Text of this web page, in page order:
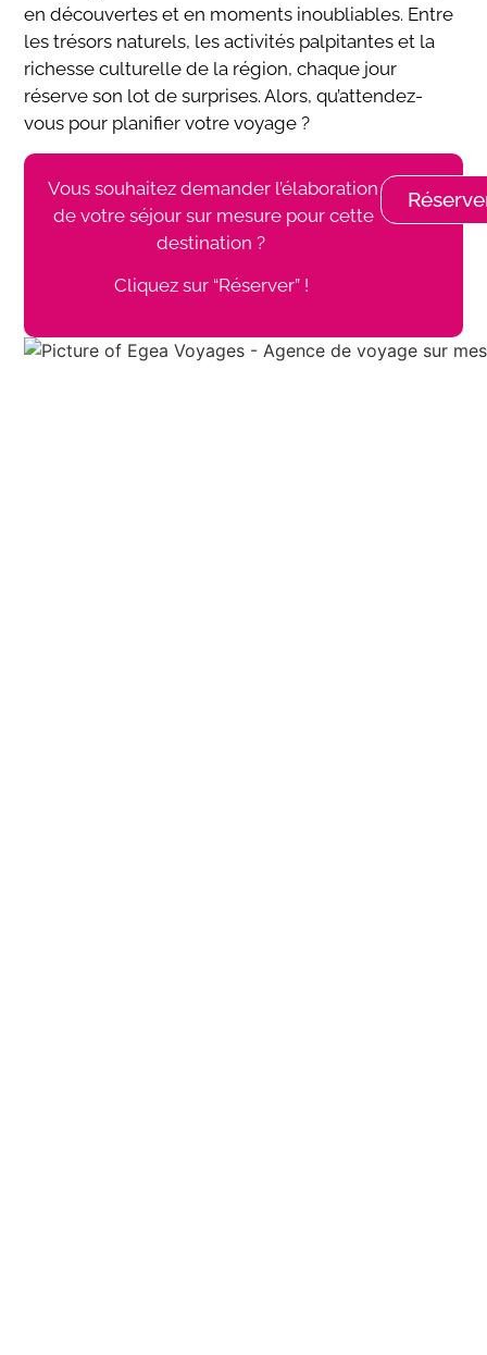
en découvertes et en moments inoubliables. Entre
les trésors naturels, les activités palpitantes et la
richesse culturelle de la région, chaque jour
réserve son lot de surprises. Alors, qu’attendez-
vous pour planifier votre voyage ?
Vous souhaitez demander l’élaboration
de votre séjour sur mesure pour cette
destination ?
Cliquez sur “Réserver” !